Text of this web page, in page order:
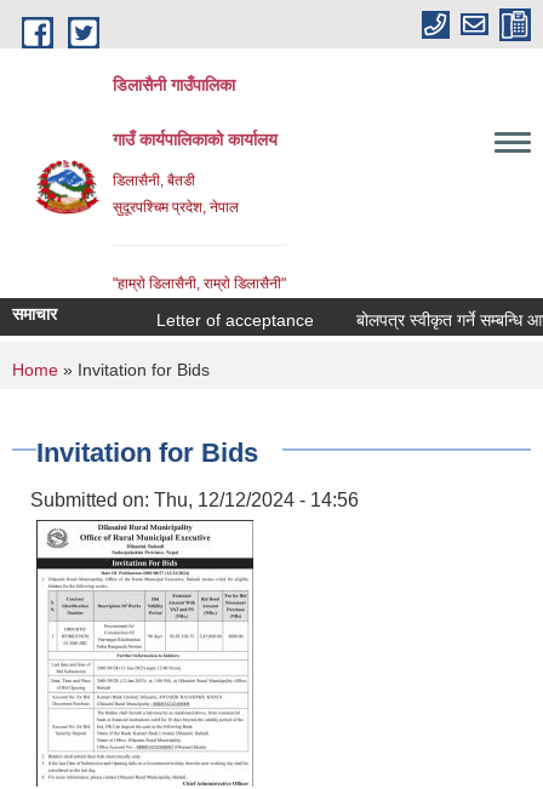
Skip to main content
डिलासैनी गाउँपालिका
गाउँ कार्यपालिकाको कार्यालय
डिलासैनी, बैतडी
सुदूरपश्चिम प्रदेश, नेपाल
"हाम्राे डिलासैनी, राम्राे डिलासैनी"
समाचार Letter of acceptance बोलपत्र स्वीकृत गर्ने सम्बन्धि
You are here
Home » Invitation for Bids
Invitation for Bids
Submitted on: Thu, 12/12/2024 - 14:56